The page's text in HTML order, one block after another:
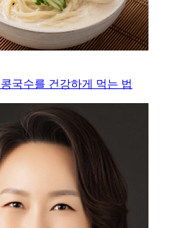
국수를 건강하게 먹는 법